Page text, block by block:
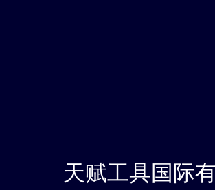
天赋工具国际